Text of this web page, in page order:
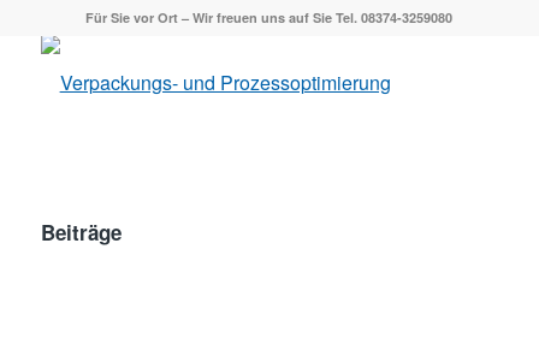
Für Sie vor Ort – Wir freuen uns auf Sie Tel. 08374-3259080
Beiträge